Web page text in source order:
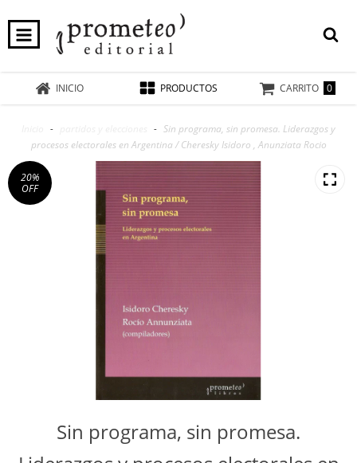
INICIO PRODUCTOS CARRITO 0
- - Sin programa, sin promesa. Liderazgos y
procesos electorales en Argentina / Cheresky Isidoro , Anunziata Rocio
20%
OFF
Sin programa, sin promesa.